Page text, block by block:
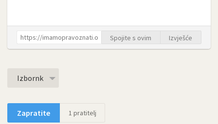
Spojite s ovim Izvješće
Izbornk
Zapratite 1 pratitelj